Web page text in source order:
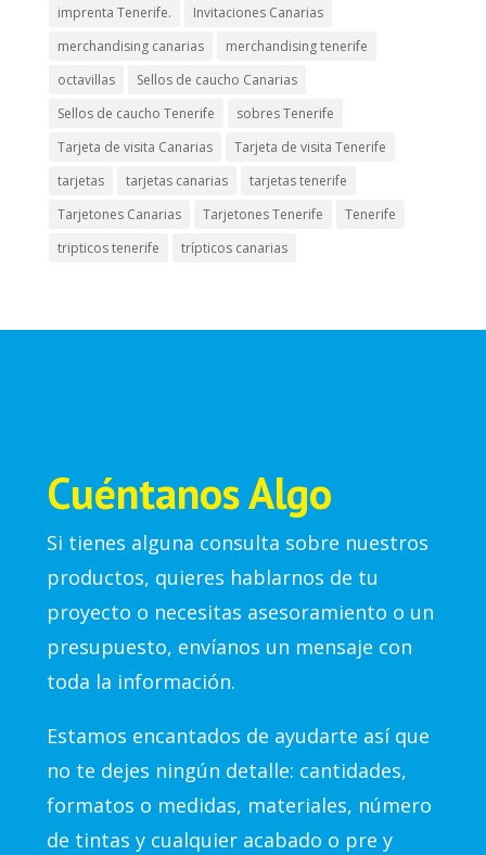
imprenta Tenerife.
Invitaciones Canarias
merchandising canarias
merchandising tenerife
octavillas
Sellos de caucho Canarias
Sellos de caucho Tenerife
sobres Tenerife
Tarjeta de visita Canarias
Tarjeta de visita Tenerife
tarjetas
tarjetas canarias
tarjetas tenerife
Tarjetones Canarias
Tarjetones Tenerife
Tenerife
tripticos tenerife
trípticos canarias
Cuéntanos Algo
Si tienes alguna consulta sobre nuestros
productos, quieres hablarnos de tu
proyecto o necesitas asesoramiento o un
presupuesto, envíanos un mensaje con
toda la información.
Estamos encantados de ayudarte así que
no te dejes ningún detalle: cantidades,
formatos o medidas, materiales, número
de tintas y cualquier acabado o pre y